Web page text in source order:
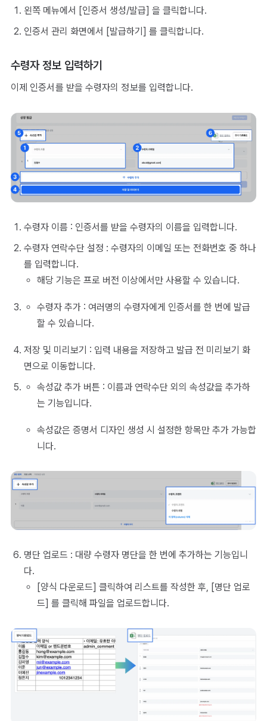
왼쪽 메뉴에서 [인증서 생성/발급] 을 클릭합니다.
인증서 관리 화면에서 [발급하기] 를 클릭합니다.
수령자 정보 입력하기
이제 인증서를 받을 수령자의 정보를 입력합니다.
수령자 이름 : 인증서를 받을 수령자의 이름을 입력합니다.
수령자 연락수단 설정 : 수령자의 이메일 또는 전화번호 중 하나
를 입력합니다.
해당 기능은 프로 버전 이상에서만 사용할 수 있습니다.
수령자 추가 : 여러명의 수령자에게 인증서를 한 번에 발급
할 수 있습니다.
저장 및 미리보기 : 입력 내용을 저장하고 발급 전 미리보기 화
면으로 이동합니다.
속성값 추가 버튼 : 이름과 연락수단 외의 속성값을 추가하
는 기능입니다.
속성값은 증명서 디자인 생성 시 설정한 항목만 추가 가능합
니다.
명단 업로드 : 대량 수령자 명단을 한 번에 추가하는 기능입니
다.
[양식 다운로드] 클릭하여 리스트를 작성한 후, [명단 업로
드] 를 클릭해 파일을 업로드합니다.